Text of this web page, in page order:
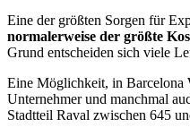
Eine der größten Sorgen für
normalerweise der größte
Grund entscheiden sich viele
Eine Möglichkeit, in Barcelona
Unternehmer und manchmal
Stadtteil Raval zwischen 645